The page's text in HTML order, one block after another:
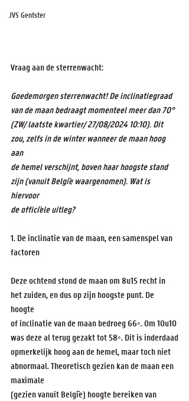
JVS Gentster
Vraag aan de sterrenwacht:
Goedemorgen sterrenwacht! De inclinatiegraad
van de maan bedraagt momenteel meer dan 70°
(ZW/ laatste kwartier/ 27/08/2024 10:10). Dit
zou, zelfs in de winter wanneer de maan hoog
aan
de hemel verschijnt, boven haar hoogste stand
zijn (vanuit Belgi¨e waargenomen). Wat is
hiervoor
de offici¨ele uitleg?
1. De inclinatie van de maan, een samenspel van
factoren
Deze ochtend stond de maan om 8u15 recht in
het zuiden, en dus op zijn hoogste punt. De
hoogte
of inclinatie van de maan bedroeg 66◦. Om 10u10
was deze al terug gezakt tot 58◦. Dit is inderdaad
opmerkelijk hoog aan de hemel, maar toch niet
abnormaal. Theoretisch gezien kan de maan een
maximale
(gezien vanuit Belgi¨e) hoogte bereiken van